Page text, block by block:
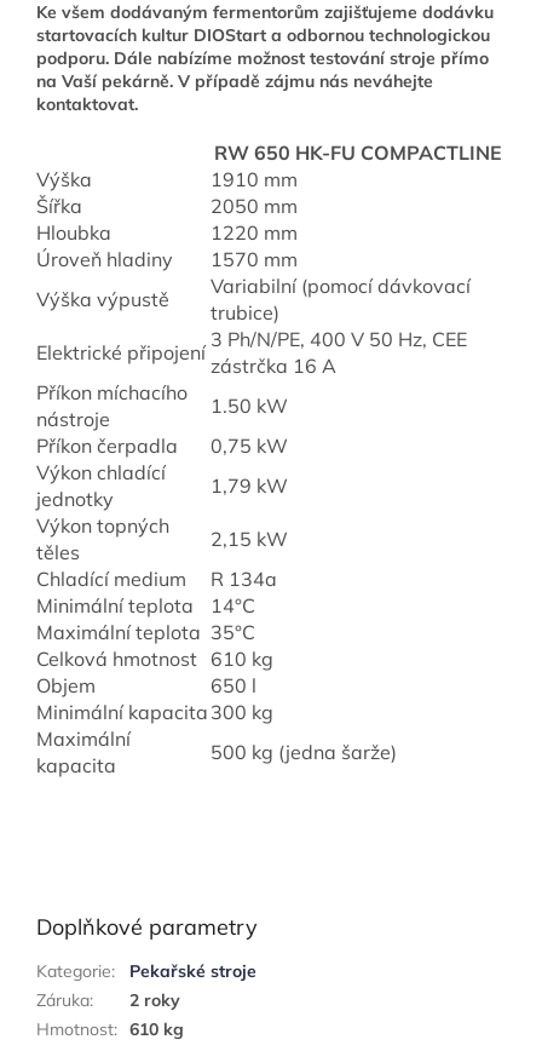
Ke všem dodávaným fermentorům zajišťujeme dodávku
startovacích kultur DIOStart a odbornou technologickou
podporu. Dále nabízíme možnost testování stroje přímo
na Vaší pekárně. V případě zájmu nás neváhejte
kontaktovat.
RW 650 HK-FU COMPACTLINE
Výška
1910 mm
Šířka
2050 mm
Hloubka
1220 mm
Úroveň hladiny
1570 mm
Výška výpustě
Variabilní (pomocí dávkovací
trubice)
Elektrické připojení
3 Ph/N/PE, 400 V 50 Hz, CEE
zástrčka 16 A
Příkon míchacího
nástroje
1.50 kW
Příkon čerpadla
0,75 kW
Výkon chladící
jednotky
1,79 kW
Výkon topných
těles
2,15 kW
Chladící medium
R 134a
Minimální teplota
14°C
Maximální teplota 35°C
Celková hmotnost 610 kg
Objem
650 l
Minimální kapacita 300 kg
Maximální
kapacita
500 kg (jedna šarže)
Doplňkové parametry
Kategorie:
Pekařské stroje
Záruka:
2 roky
Hmotnost: 610 kg